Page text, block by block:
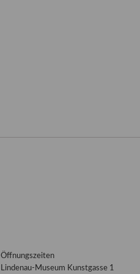
Öffnungszeiten
Lindenau-Museum Kunstgasse 1